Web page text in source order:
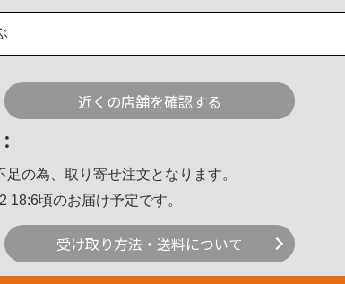
近くの店舗を確認する
足の為、取り寄せ注文となります。
18:6頃のお届け予定です。
受け取り方法・送料について